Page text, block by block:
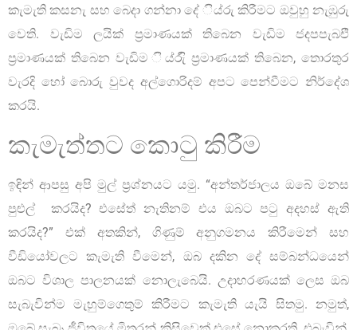
කැමැති කසනැ සහ බෙදා ගන්නා දේ ිය්රු කිරීමට ඔවුහු නැඹුරු
වෙති. වැඩිම ලයික් ප්‍රමාණයක් තිබෙන වැඩිම ජදපපැබඑි
ප්‍රමාණයක් තිබෙන වැඩිම ිය්රුි ප්‍රමාණයක් තිබෙන, තොරතුර
වැරදි හෝ බොරු වුවද අල්ගොරිදම් අපට පෙන්වීමට නිර්දේශ
කරයි.
කැමැත්තට කොටු කිරීම
ඉඳින් ආපසු අපි මුල් ප්‍රශ්නයට යමු. “අන්තර්ජාලය ඔබේ මනස
පුළුල් කරයිද? එසේත් නැතිනම් එය ඔබට පටු අදහස් ඇති
කරයිද?” එක් අතකින්, ගිණුම් අනුගමනය කිරීමෙන් සහ
වීඩියෝවලට කැමැති වීමෙන්, ඔබ දකින දේ සම්බන්ධයෙන්
ඔබට විශාල පාලනයක් නොලැබෙයි. උදාහරණයක් ලෙස ඔබ
සැබැවින්ම මැහුම්ගෙතුම් කිරීමට කැමැති යැයි සිතමු. නමුත්,